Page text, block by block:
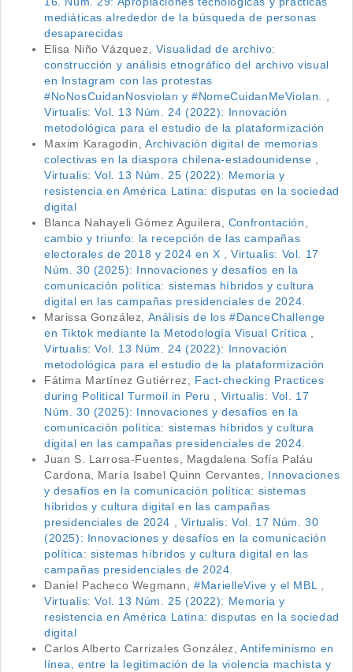
mediáticas alrededor de la búsqueda de personas
desaparecidas
Elisa Niño Vázquez, Visualidad de archivo:
construcción y análisis etnográfico del archivo visual
en Instagram con las protestas
#NoNosCuidanNosviolan y #NomeCuidanMeViolan.
Virtualis: Vol. 13 Núm. 24 (2022): Innovación
metodológica para el estudio de la plataformización
Maxim Karagodin,Archivación digital de memorias
colectivas en la diaspora chilena-estadounidense
Virtualis: Vol. 13 Núm. 25 (2022): Memoria y
resistencia en América Latina: disputas en la sociedad
digital
Blanca Nahayeli Gómez Aguilera, Confrontación,
cambio y triunfo: la recepción de las campañas
electorales de 2018 y 2024 en X
,Virtualis: Vol. 17
Núm. 30 (2025): Innovaciones y desafíos en la
comunicación política: sistemas híbridos y cultura
digital en las campañas presidenciales de 2024.
Marissa González, Análisis de los #DanceChallenge
en Tiktok mediante la Metodología Visual Crítica
Virtualis: Vol. 13 Núm. 24 (2022): Innovación
metodológica para el estudio de la plataformización
Fátima Martínez Gutiérrez, Fact-checking Practices
during Political Turmoil in Peru
Virtualis: Vol. 17
Núm. 30 (2025): Innovaciones y desafíos en la
comunicación política: sistemas híbridos y cultura
digital en las campañas presidenciales de 2024.
Juan S. Larrosa-Fuentes, Magdalena Sofía Paláu
Cardona, María Isabel Quinn Cervantes, Innovaciones
y desafíos en la comunicación política: sistemas
híbridos y cultura digital en las campañas
presidenciales de 2024
Virtualis: Vol. 17 Núm. 30
(2025): Innovaciones y desafíos en la comunicación
política: sistemas híbridos y cultura digital en las
campañas presidenciales de 2024.
Daniel Pacheco Wegmann,#MarielleVive y el MBL
Virtualis: Vol. 13 Núm. 25 (2022): Memoria y
resistencia en América Latina: disputas en la sociedad
digital
Carlos Alberto Carrizales González,Antifeminismo en
línea, entre la legitimación de la violencia machista y